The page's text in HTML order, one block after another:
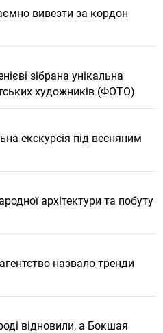
вивезти за кордон
зібрана унікальна
художників (ФОТО)
екскурсія під весняним
архітектури та побуту
назвало тренди
відновили, а Бокшая